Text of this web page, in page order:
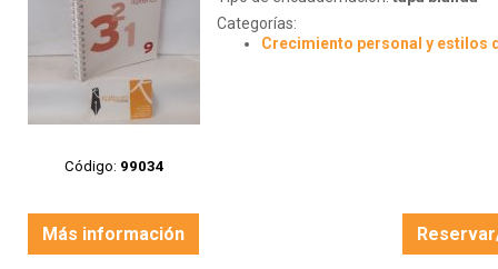
Código: 99034
Categorías:
Crecimiento personal y estilos
Más información